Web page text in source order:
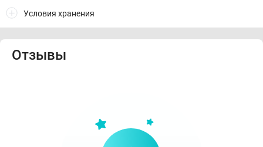
Условия хранения
Отзывы